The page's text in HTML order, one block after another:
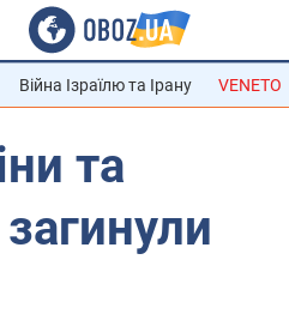
Війна Ізраїлю та Ірану VENETO
та